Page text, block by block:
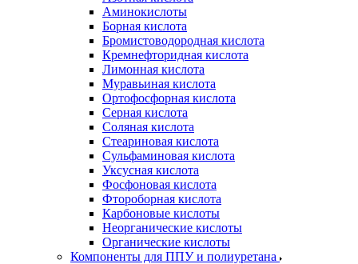
Аминокислоты
Борная кислота
Бромистоводородная кислота
Кремнефторидная кислота
Лимонная кислота
Муравьиная кислота
Ортофосфорная кислота
Серная кислота
Соляная кислота
Стеариновая кислота
Сульфаминовая кислота
Уксусная кислота
Фосфоновая кислота
Фтороборная кислота
Карбоновые кислоты
Неорганические кислоты
Органические кислоты
Компоненты для ППУ и полиуретана